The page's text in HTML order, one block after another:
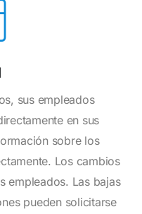
sus empleados
en sus
sobre los
Los cambios
empleados. Las bajas
pueden solicitarse